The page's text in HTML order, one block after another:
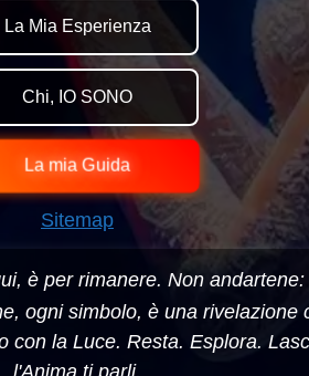
La Mia Esperienza
Chi, IO SONO
La mia Guida
Sitemap
è per rimanere. Non
ogni simbolo, è una rivelazione
con la Luce. Resta. Esplora.
l'Anima ti parli.